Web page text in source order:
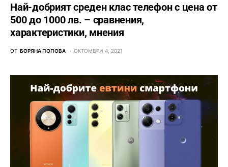
Най-добрият среден клас телефон с цена от
500 до 1000 лв. – сравнения,
характеристики, мнения
ОТ БОРЯНА ПОПОВА ОКТОМВРИ 4, 2021